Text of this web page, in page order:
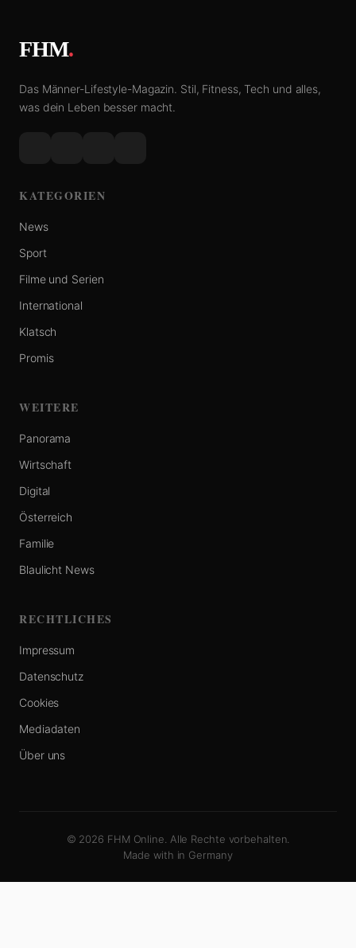
FHM.
Das Männer-Lifestyle-Magazin. Stil, Fitness, Tech und alles,
was dein Leben besser macht.
KATEGORIEN
News
Sport
Filme und Serien
International
Klatsch
Promis
WEITERE
Panorama
Wirtschaft
Digital
Österreich
Familie
Blaulicht News
RECHTLICHES
Impressum
Datenschutz
Cookies
Mediadaten
Über uns
© 2026 FHM Online. Alle Rechte vorbehalten.
Made with in Germany